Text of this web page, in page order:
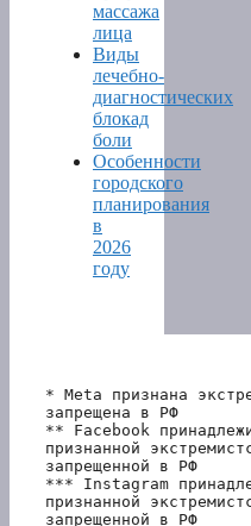
массажа
лица
Виды
лечебно-
диагностических
блокад
боли
Особенности
городского
планирования
в
2026
году
* Meta признана
запрещена в РФ
** Facebook
признанной
запрещенной в РФ
*** Instagram
признанной
запрещенной в РФ